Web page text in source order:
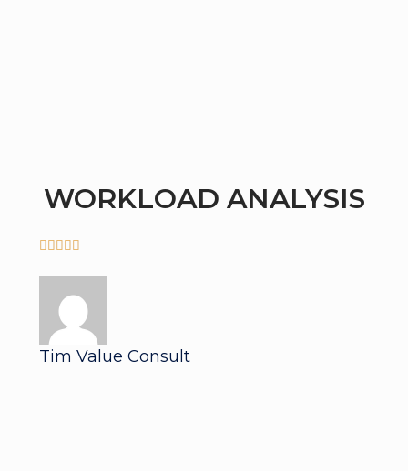
WORKLOAD ANALYSIS
    
Tim Value Consult